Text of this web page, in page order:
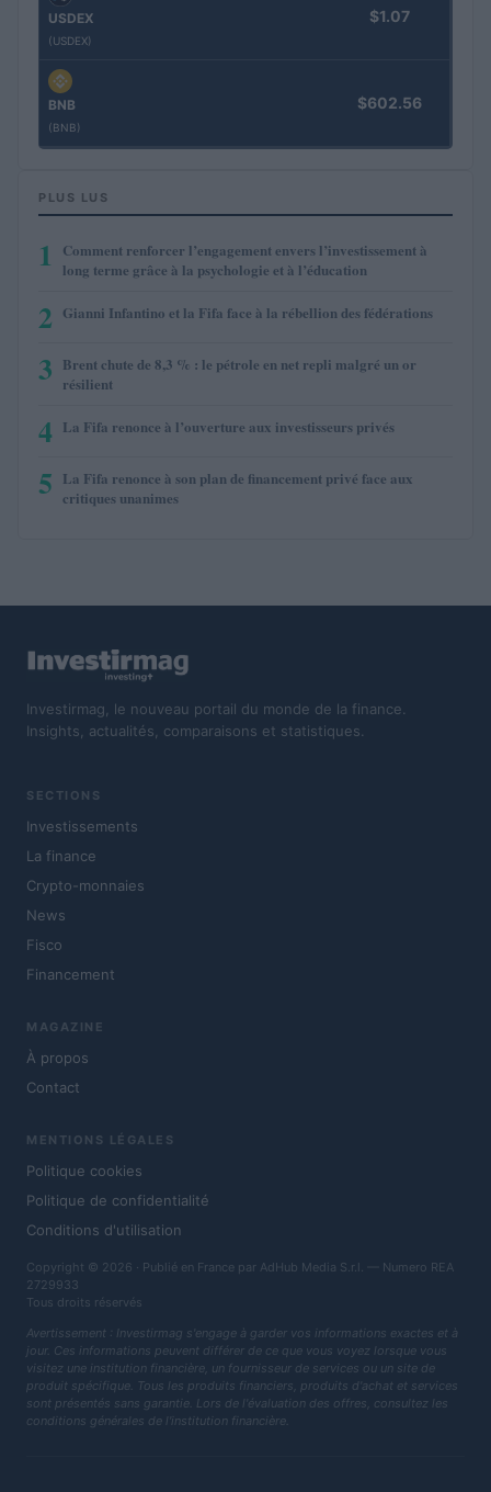
USDEX
(USDEX)
$1.07
BNB
(BNB)
$602.56
PLUS LUS
1
Comment renforcer l’engagement envers l’investissement à
long terme grâce à la psychologie et à l’éducation
2 Gianni Infantino et la Fifa face à la rébellion des fédérations
3 Brent chute de 8,3 % : le pétrole en net repli malgré un or
résilient
4 La Fifa renonce à l’ouverture aux investisseurs privés
5 La Fifa renonce à son plan de financement privé face aux
critiques unanimes
Investirmag, le nouveau portail du monde de la finance.
Insights, actualités, comparaisons et statistiques.
SECTIONS
Investissements
La finance
Crypto-monnaies
News
Fisco
Financement
MAGAZINE
À propos
Contact
MENTIONS LÉGALES
Politique cookies
Politique de confidentialité
Conditions d'utilisation
Copyright © 2026 · Publié en France par AdHub Media S.r.l. — Numero REA
2729933
Tous droits réservés
Avertissement : Investirmag s'engage à garder vos informations exactes et à
jour. Ces informations peuvent différer de ce que vous voyez lorsque vous
visitez une institution financière, un fournisseur de services ou un site de
produit spécifique. Tous les produits financiers, produits d'achat et services
sont présentés sans garantie. Lors de l'évaluation des offres, consultez les
conditions générales de l'institution financière.